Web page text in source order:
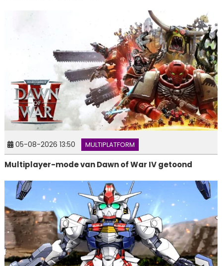
05-08-2026 13:50 MULTIPLATFORM
Multiplayer-mode van Dawn of War IV getoond